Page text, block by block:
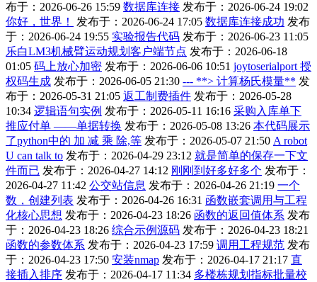
布于：2026-06-26 15:59 数据库连接 发布于：2026-06-24 19:02
你好，世界！
发布于：2026-06-24 17:05 数据库连接成功 发布
于：2026-06-24 19:55 实验报告代码 发布于：2026-06-23 11:05
乐白LM3机械臂运动规划客户端节点 发布于：2026-06-18
01:05 码上放心加密 发布于：2026-06-06 10:51 joytoserialport 授
权码生成 发布于：2026-06-05 21:30 --- **> 计算杨氏模量** 发
布于：2026-05-31 21:05 返工制费插件 发布于：2026-05-28
10:34 逻辑语句实例 发布于：2026-05-11 16:16 采购入库单下
推应付单 ——单据转换 发布于：2026-05-08 13:26 本代码展示
了python中的 加 减 乘 除,等 发布于：2026-05-07 21:50 A robot
U can talk to 发布于：2026-04-29 23:12 就是简单的保存一下文
件而已 发布于：2026-04-27 14:12 刚刚到好多好多个 发布于：
2026-04-27 11:42 公交站信息 发布于：2026-04-26 21:19 一个
数，创建列表 发布于：2026-04-26 16:31 函数嵌套调用与工程
化核心思想 发布于：2026-04-23 18:26 函数的返回值体系 发布
于：2026-04-23 18:26 综合示例源码 发布于：2026-04-23 18:21
函数的参数体系 发布于：2026-04-23 17:59 调用工程规范 发布
于：2026-04-23 17:50 安装nmap 发布于：2026-04-17 21:17 直
接插入排序 发布于：2026-04-17 11:34 多楼栋规划指标批量校